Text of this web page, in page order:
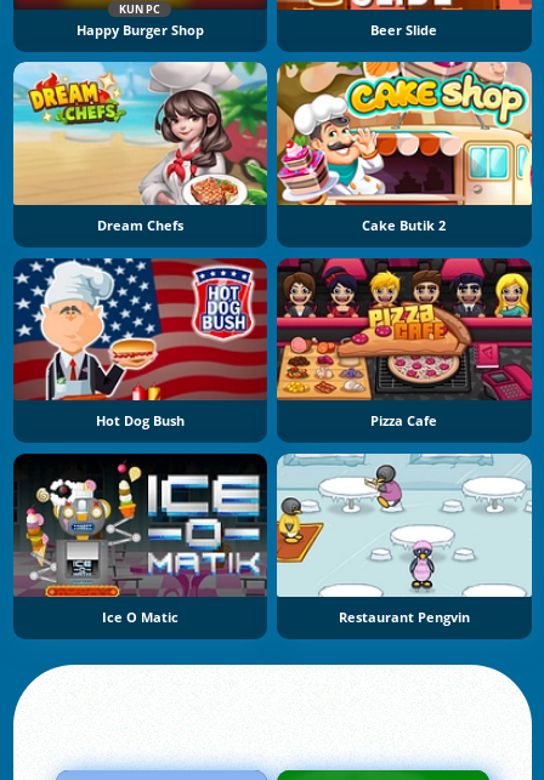
KUN PC
Happy Burger Shop Beer Slide
Dream Chefs Cake Butik 2
Hot Dog Bush Pizza Cafe
Ice O Matic Restaurant Pengvin